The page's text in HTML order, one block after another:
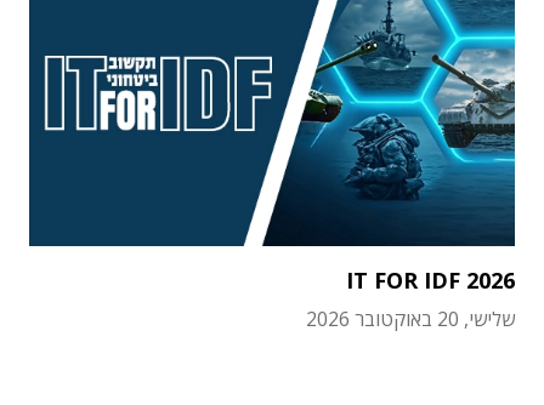
IT FOR IDF 2026
שלישי, 20 באוקטובר 2026